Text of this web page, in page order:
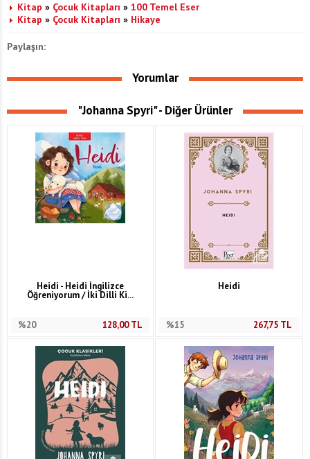
Kitap » Çocuk Kitapları » 100 Temel Eser
Kitap » Çocuk Kitapları » Hikaye
Paylaşın:
Yorumlar
"Johanna Spyri" - Diğer Ürünler
Heidi - Heidi İngilizce
Öğreniyorum / İki Dilli Ki...
%20 128,00TL
Heidi
%15 267,75 TL